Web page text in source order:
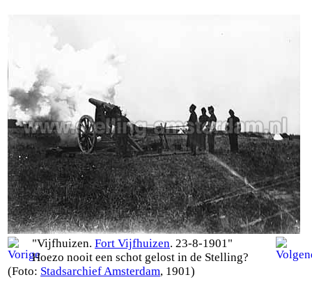
"Vijfhuizen. Fort Vijfhuizen. 23-8-1901"
Hoezo nooit een schot gelost in de Stelling?
(Foto: Stadsarchief Amsterdam, 1901)